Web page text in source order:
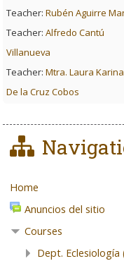
Teacher:Rubén Aguirre
Teacher:Alfredo Cantú
Villanueva
Teacher:Mtra. Laura Karina
De la Cruz Cobos
Home
Anuncios del sitio
Courses
Dept. Eclesiología